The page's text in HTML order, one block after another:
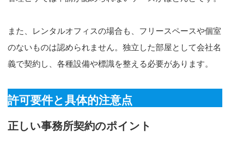
また、レンタルオフィスの場合も、フリースペースや個室
のないものは認められません。独立した部屋として会社名
義で契約し、各種設備や標識を整える必要があります。
許可要件と具体的注意点
正しい事務所契約のポイント